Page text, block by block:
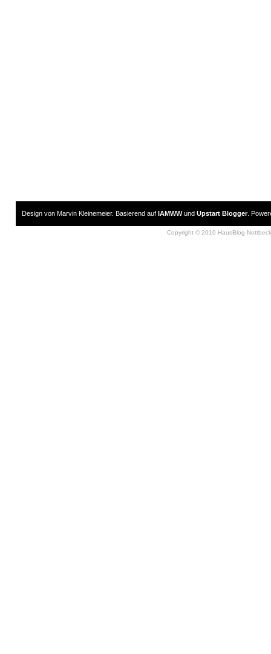
Design von Marvin Kleinemeier. Basierend auf IAMWWund Upstart Blogger.
Copyright © 2010 HausBlog